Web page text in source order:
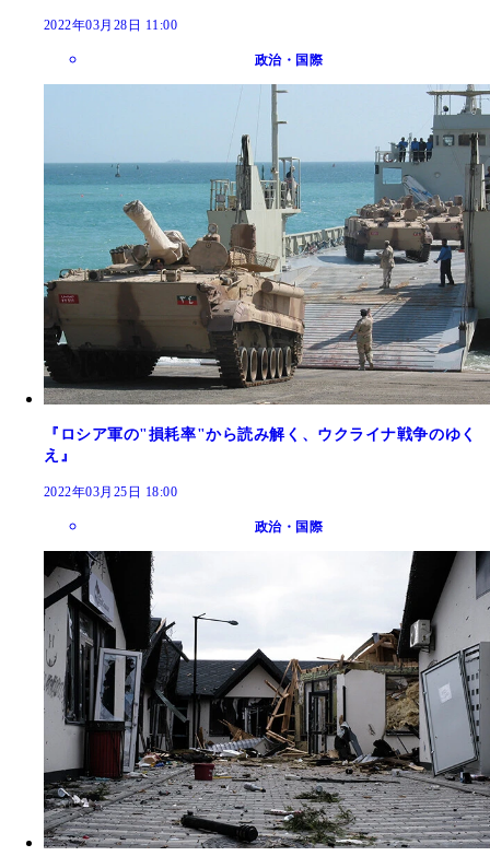
2022年03月28日 11:00
政治・国際
『ロシア軍の"損耗率"から読み解く、ウクライナ戦争のゆく
え』
2022年03月25日 18:00
政治・国際